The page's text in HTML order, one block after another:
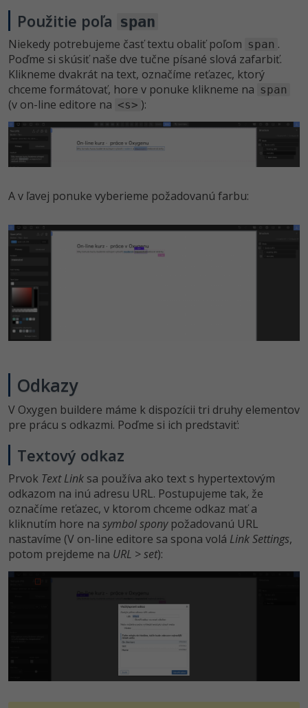
Použitie poľa span
Niekedy potrebujeme časť textu obaliť poľom span .
Poďme si skúsiť naše dve tučne písané slová zafarbiť.
Klikneme dvakrát na text, označíme reťazec, ktorý
chceme formátovať, hore v ponuke klikneme na span
(v on-line editore na <s> ):
A v ľavej ponuke vyberieme požadovanú farbu:
Odkazy
V Oxygen buildere máme k dispozícii tri druhy elementov
pre prácu s odkazmi. Poďme si ich predstaviť:
Textový odkaz
Prvok Text Link sa používa ako text s hypertextovým
odkazom na inú adresu URL. Postupujeme tak, že
označíme reťazec, v ktorom chceme odkaz mať a
kliknutím hore na symbol sponypožadovanú URL
nastavíme (V on-line editore sa spona volá Link Settings,
potom prejdeme na URL >set):